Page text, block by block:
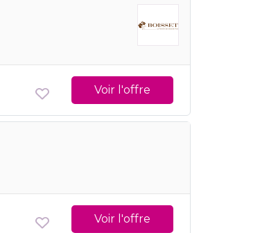
Voir l'offre
Voir l'offre